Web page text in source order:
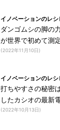
イノベーションのレシ
ダンゴムシの脚の
が世界で初めて測
(2022年11月10日)
イノベーションのレシ
打ちやすさの秘密
したカシオの最新
(2022年10月13日)